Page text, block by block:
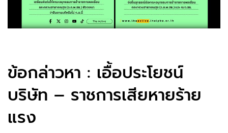
ข้อกล่าวหา : เอื้อประโยชน์
บริษัท – ราชการเสียหายร้าย
แรง